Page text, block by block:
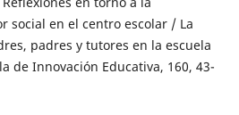
social en el centro escolar / La
padres y tutores en la escuela
de Innovación Educativa, 160, 43-